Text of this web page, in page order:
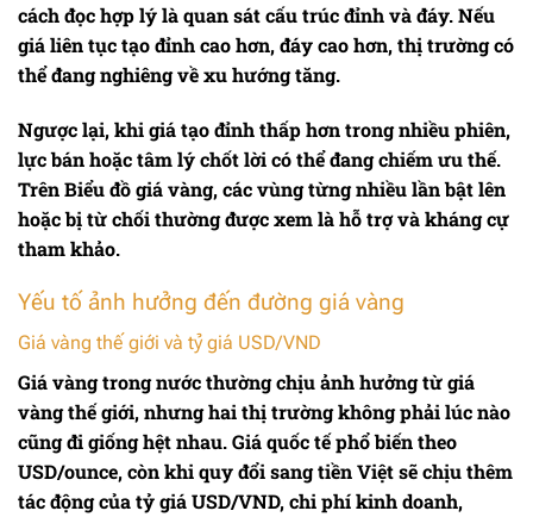
cách đọc hợp lý là quan sát cấu trúc đỉnh và đáy. Nếu
giá liên tục tạo đỉnh cao hơn, đáy cao hơn, thị trường có
thể đang nghiêng về xu hướng tăng.
Ngược lại, khi giá tạo đỉnh thấp hơn trong nhiều phiên,
lực bán hoặc tâm lý chốt lời có thể đang chiếm ưu thế.
TrênBiểu đồ giá vàng, các vùng từng nhiều lần bật lên
hoặc bị từ chối thường được xem là hỗ trợ và kháng cự
tham khảo.
Yếu tố ảnh hưởng đến đường giá vàng
Giá vàng thế giới và tỷ giá USD/VND
Giá vàng trong nước thường chịu ảnh hưởng từgiá
vàng thế giới, nhưng hai thị trường không phải lúc nào
cũng đi giống hệt nhau. Giá quốc tế phổ biến theo
USD/ounce, còn khi quy đổi sang tiền Việt sẽ chịu thêm
tác động của tỷ giá USD/VND, chi phí kinh doanh,